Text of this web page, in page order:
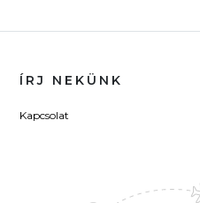
ÍRJ NEKÜNK
Kapcsolat